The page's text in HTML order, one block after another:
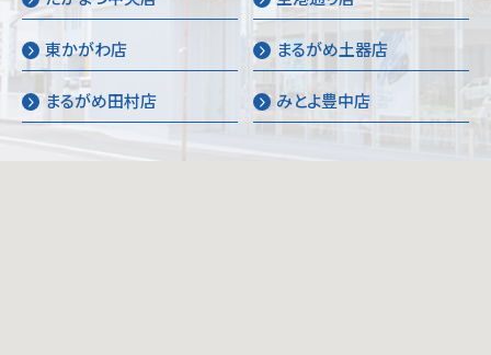
東かがわ店 まるがめ土器店
まるがめ田村店 みとよ豊中店